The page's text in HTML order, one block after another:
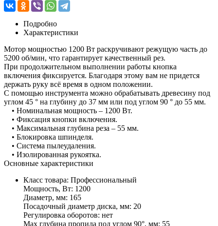
Подробно
Характеристики
Мотор мощностью 1200 Вт раскручивают режущую часть до
5200 об/мин, что гарантирует качественный рез.
При продолжительном выполнении работы кнопка
включения фиксируется. Благодаря этому вам не придется
держать руку всё время в одном положении.
С помощью инструмента можно обрабатывать древесину под
углом 45 ° на глубину до 37 мм или под углом 90 ° до 55 мм.
• Номинальная мощность – 1200 Вт.
• Фиксация кнопки включения.
• Максимальная глубина реза – 55 мм.
• Блокировка шпинделя.
• Система пылеудаления.
• Изолированная рукоятка.
Основные характеристики
Класс товара: Профессиональный
Мощность, Вт: 1200
Диаметр, мм: 165
Посадочный диаметр диска, мм: 20
Регулировка оборотов: нет
Max глубина пропила под углом 90°, мм: 55